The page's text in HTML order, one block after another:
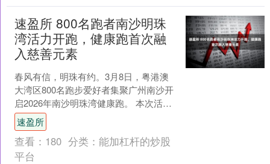
速盈所 800名跑者南沙明珠
湾活力开跑，健康跑首次融
入慈善元素
春风有信，明珠有约。3月8日，粤港澳
大湾区800名跑步爱好者集聚广州南沙开
启2026年南沙明珠湾健康跑。 本次活动
由南沙新区明珠湾开发建设管理局、南
沙开发区人才....
速盈所
查看： 180 分类： 能加杠杆的炒股
平台